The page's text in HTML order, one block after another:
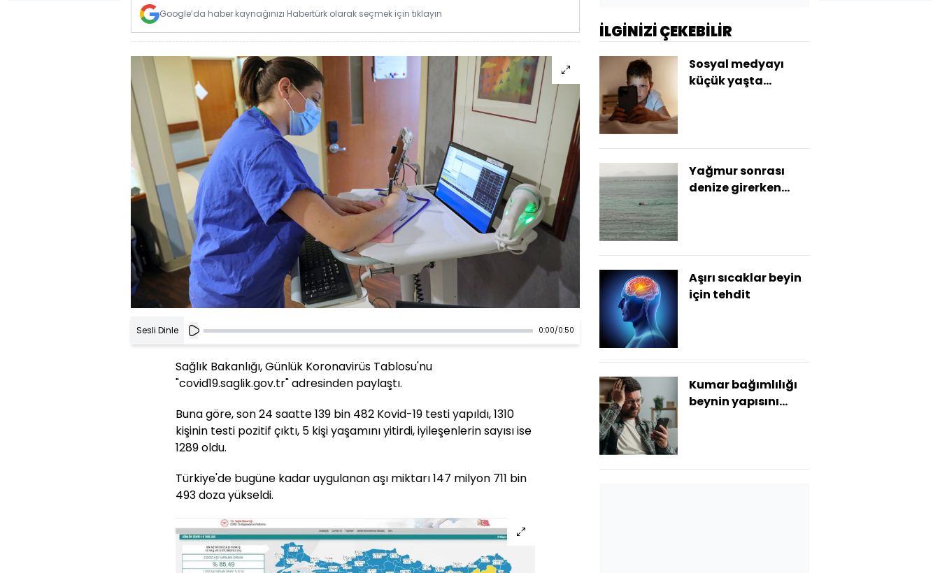
Google’da haber kaynağınızı Habertürk olarak seçmek için tıklayın
Sesli Dinle 0:00/0:50
Sağlık Bakanlığı, Günlük Koronavirüs Tablosu'nu
"covid19.saglik.gov.tr" adresinden paylaştı.
Buna göre, son 24 saatte 139 bin 482 Kovid-19 testi yapıldı, 1310
kişinin testi pozitif çıktı, 5 kişi yaşamını yitirdi, iyileşenlerin sayısı ise
1289 oldu.
Türkiye'de bugüne kadar uygulanan aşı miktarı 147 milyon 711 bin
493 doza yükseldi.
İLGİNİZİ ÇEKEBİLİR
Sosyal medyayı
küçük yaşta
Yağmur sonrası
denize girerken
Aşırı sıcaklar beyin
için tehdit
Kumar bağımlılığı
beynin yapısını